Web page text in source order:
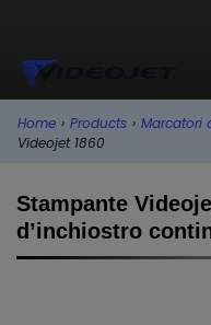
Home › Products › Marcatori
Videojet 1860
Stampante
d’inchiostro